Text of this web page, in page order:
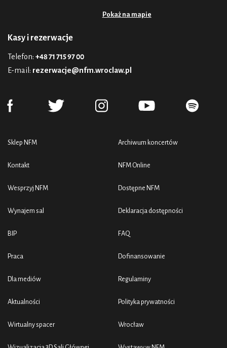
Pokaż na mapie
Kasy i rezerwacje
Telefon: +48 71 715 97 00
E-mail: rezerwacje@nfm.wroclaw.pl
Sklep NFM
Kontakt
Wesprzyj NFM
Wynajem sal
BIP
Praca
Dla mediów
Aktualności
Wirtualny spacer
Archiwum koncertów
NFM Online
Dostępne NFM
Deklaracja dostępności
FAQ
Dofinansowanie
Regulaminy
Polityka prywatności
Wrocław